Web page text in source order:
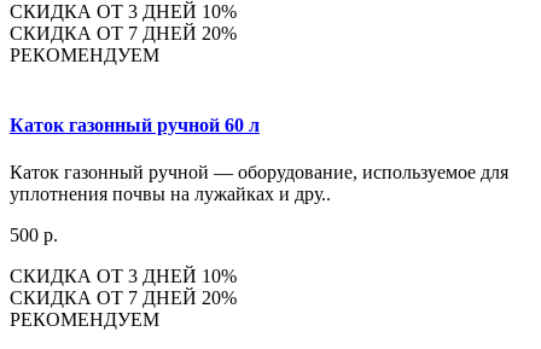
СКИДКА ОТ 3 ДНЕЙ 10%
СКИДКА ОТ 7 ДНЕЙ 20%
РЕКОМЕНДУЕМ
Каток газонный ручной 60 л
Каток газонный ручной — оборудование, используемое для
уплотнения почвы на лужайках и дру..
500 р.
СКИДКА ОТ 3 ДНЕЙ 10%
СКИДКА ОТ 7 ДНЕЙ 20%
РЕКОМЕНДУЕМ